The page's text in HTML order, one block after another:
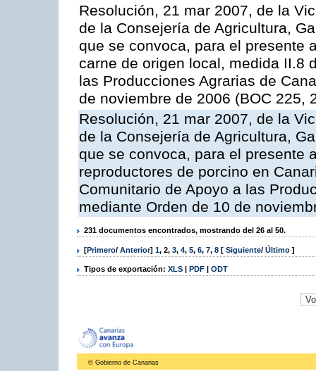
Resolución, 21 mar 2007, de la
de la Consejería de Agricultura,
que se convoca, para el presente
carne de origen local, medida II.8
las Producciones Agrarias de
de noviembre de 2006 (BOC 225,
Resolución, 21 mar 2007, de la
de la Consejería de Agricultura,
que se convoca, para el presente
reproductores de porcino en
Comunitario de Apoyo a las
mediante Orden de 10 de
231 documentos encontrados, mostrando del 26 al 50.
[Primero/ Anterior] 1, 2, 3, 4, 5, 6, 7, 8 [ Siguiente/ Último ]
Tipos de exportación: XLS | PDF | ODT
© Gobierno de Canarias